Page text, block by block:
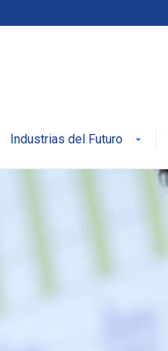
Industrias del Futuro